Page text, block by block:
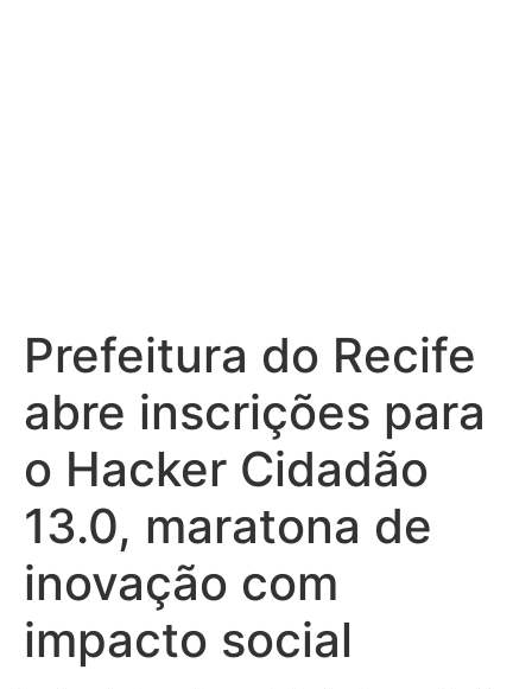
Prefeitura do Recife
abre inscrições para
o Hacker Cidadão
13.0, maratona de
inovação com
impacto social